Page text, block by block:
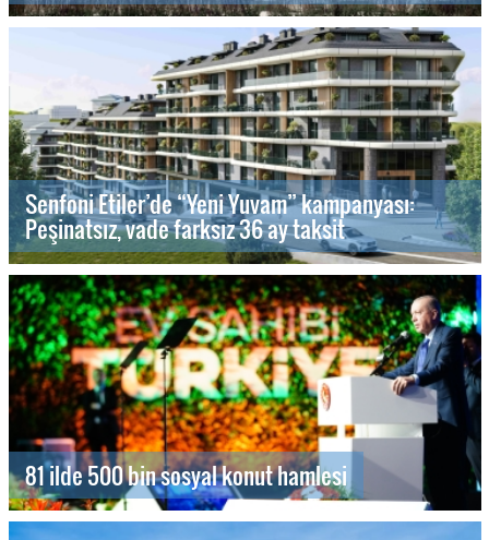
Senfoni Etiler’de “Yeni Yuvam” kampanyası:
Peşinatsız, vade farksız 36 ay taksit
81 ilde 500 bin sosyal konut hamlesi